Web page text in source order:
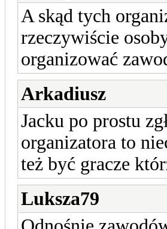
A skąd tych
rzeczywiście
organizować
Arkadiusz
Jacku po prostu
organizatora to
też być gracze
Luksza79